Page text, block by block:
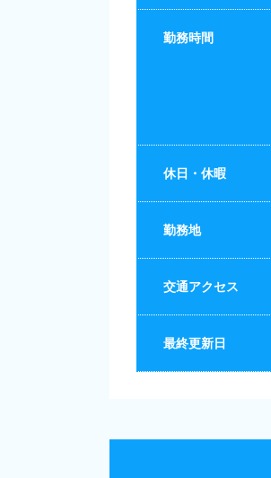
勤務時間
休日・休暇
勤務地
交通アクセス
最終更新日